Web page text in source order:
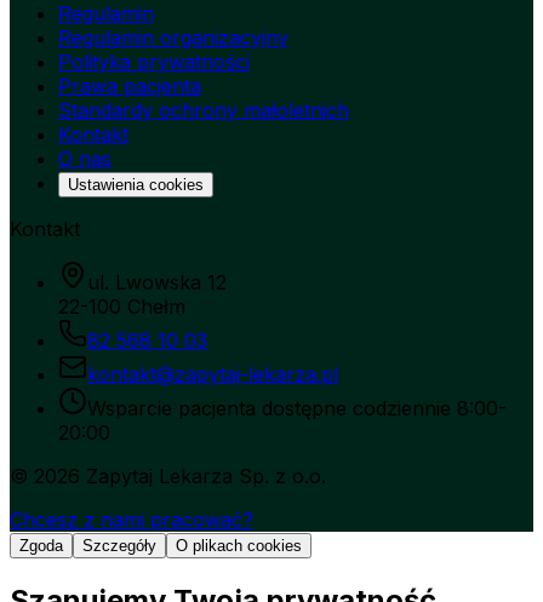
Regulamin
Regulamin organizacyjny
Polityka prywatności
Prawa pacjenta
Standardy ochrony małoletnich
Kontakt
O nas
Ustawienia cookies
Kontakt
ul. Lwowska 12
22-100 Chełm
82 568 10 03
kontakt@zapytaj-lekarza.pl
Wsparcie pacjenta dostępne codziennie 8:00-
20:00
© 2026 Zapytaj Lekarza Sp. z o.o.
Chcesz z nami pracować?
Zgoda Szczegóły O plikach cookies